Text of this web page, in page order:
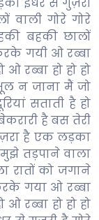
वाली गोरे गोरे
बहकी छालों
गयी ओ रब्बा
ओ रब्बा हो हो हो
न जाना मैं जो
सताती है हो
है बस तेरी
है एक लड़का
तड़पाने वाला
रातों को जगाने
गया ओ रब्बा
ओ रब्बा हो हो हो